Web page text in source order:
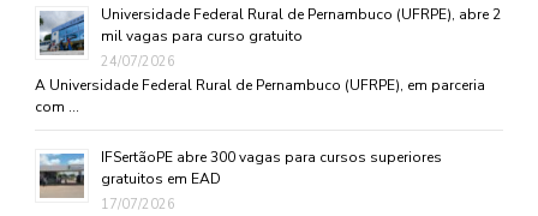
Universidade Federal Rural de Pernambuco (UFRPE), abre 2
mil vagas para curso gratuito
24/07/2026
A Universidade Federal Rural de Pernambuco (UFRPE), em parceria
com …
IFSertãoPE abre 300 vagas para cursos superiores
gratuitos em EAD
17/07/2026